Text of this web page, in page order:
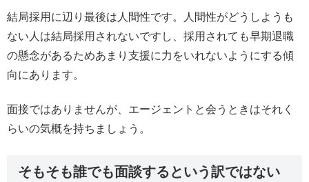
結局採用に辺り最後は人間性です。人間性がどうしようも
ない人は結局採用されないですし、採用されても早期退職
の懸念があるためあまり支援に力をいれないようにする傾
向にあります。
面接ではありませんが、エージェントと会うときはそれく
らいの気概を持ちましょう。
そもそも誰でも面談するという訳ではない